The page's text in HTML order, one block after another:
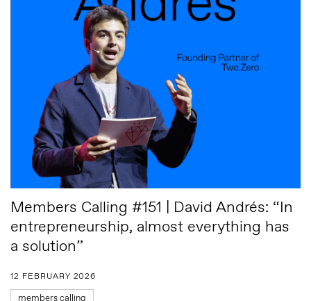
Members Calling #151 | David Andrés: “In
entrepreneurship, almost everything has
a solution”
12 FEBRUARY 2026
members calling